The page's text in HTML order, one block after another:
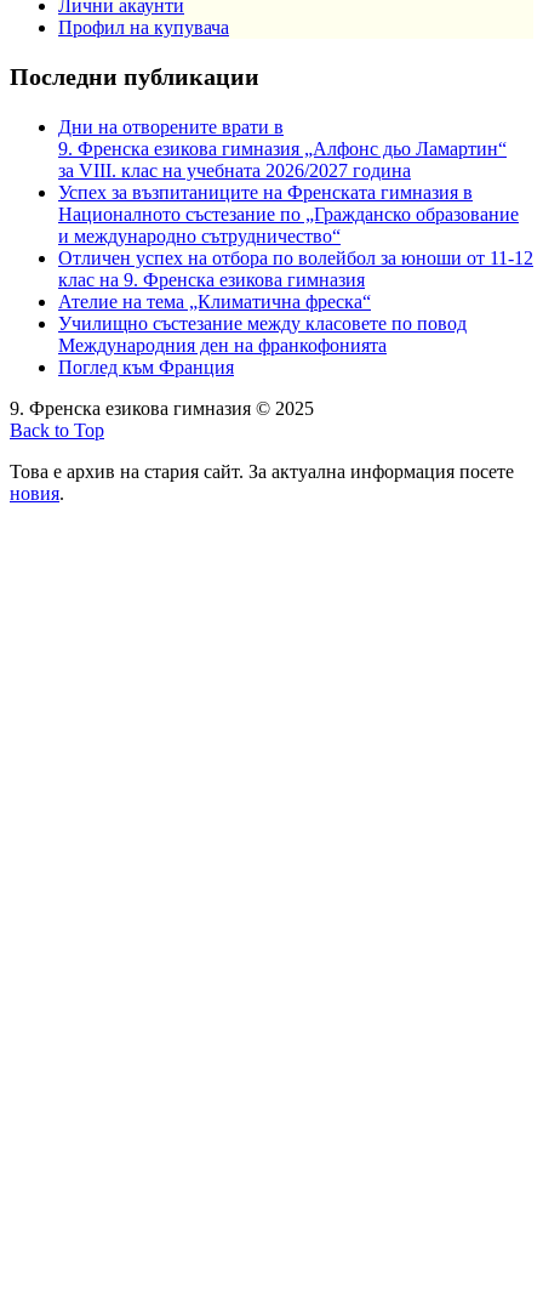
Лични акаунти
Профил на купувача
Последни публикации
Дни на отворените врати в
9. Френска езикова гимназия „Алфонс дьо Ламартин“
за VIII. клас на учебната 2026/2027 година
Успех за възпитаниците на Френската гимназия в
Националното състезание по „Гражданско образование
и международно сътрудничество“
Отличен успех на отбора по волейбол за юноши от 11-12
клас на 9. Френска езикова гимназия
Ателие на тема „Климатична фреска“
Училищно състезание между класовете по повод
Международния ден на франкофонията
Поглед към Франция
9. Френска езикова гимназия © 2025
Back to Top
Това е архив на стария сайт. За актуална информация посете
новия.